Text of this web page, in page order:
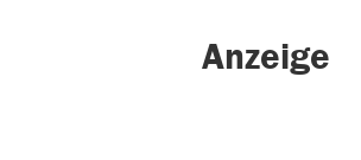
Anzeige